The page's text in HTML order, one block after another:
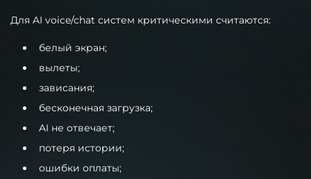
Для AI voice/chat систем критическими считаются:
белый экран;
вылеты;
зависания;
бесконечная загрузка;
AI не отвечает;
потеря истории;
ошибки оплаты;